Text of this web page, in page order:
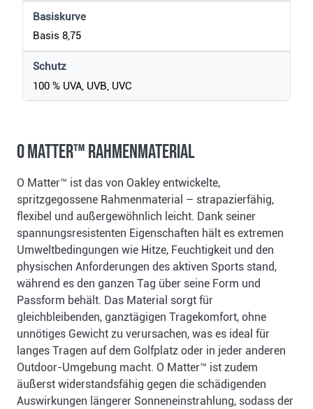
Basiskurve
Basis 8,75
Schutz
100 % UVA, UVB, UVC
O Matter™ Rahmenmaterial
O Matter™ ist das von Oakley entwickelte,
spritzgegossene Rahmenmaterial – strapazierfähig,
flexibel und außergewöhnlich leicht. Dank seiner
spannungsresistenten Eigenschaften hält es extremen
Umweltbedingungen wie Hitze, Feuchtigkeit und den
physischen Anforderungen des aktiven Sports stand,
während es den ganzen Tag über seine Form und
Passform behält. Das Material sorgt für
gleichbleibenden, ganztägigen Tragekomfort, ohne
unnötiges Gewicht zu verursachen, was es ideal für
langes Tragen auf dem Golfplatz oder in jeder anderen
Outdoor-Umgebung macht. O Matter™ ist zudem
äußerst widerstandsfähig gegen die schädigenden
Auswirkungen längerer Sonneneinstrahlung, sodass der